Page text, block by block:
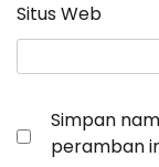
Situs Web
Simpan
peramban